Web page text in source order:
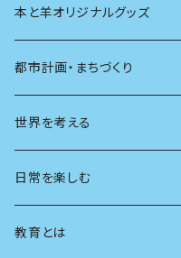
本と羊オリジナルグッズ
都市計画・まちづくり
都市
地方
まちづくり
世界を考える
思想
日常を楽しむ
教育とは